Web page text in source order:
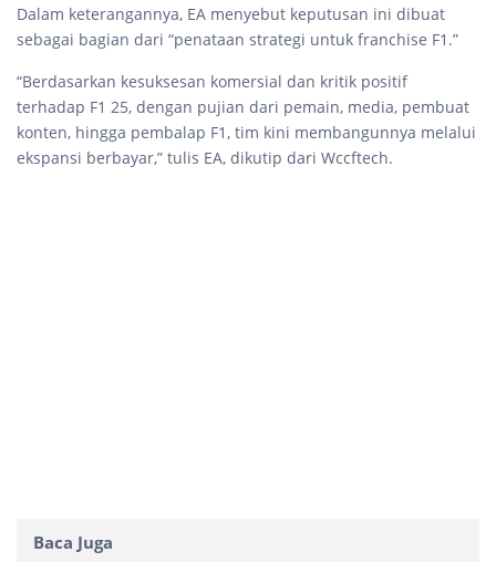
Dalam keterangannya, EA menyebut keputusan ini dibuat
sebagai bagian dari “penataan strategi untuk franchise F1.”
“Berdasarkan kesuksesan komersial dan kritik positif
terhadap F1 25, dengan pujian dari pemain, media, pembuat
konten, hingga pembalap F1, tim kini membangunnya melalui
ekspansi berbayar,” tulis EA, dikutip dari Wccftech.
Baca Juga